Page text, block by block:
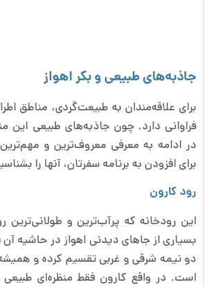
جاذبه‌های طبیعی و بکر اهواز
برای علاقه‌مندان به طبیعت‌گردی، مناطق
فراوانی دارد. چون جاذبه‌های طبیعی این
در ادامه به معرفی معروف‌ترین و مهم‌ترین
برای افزودن به برنامه سفرتان، آنها را
رود کارون
این رودخانه که پرآب‌ترین و طولانی‌ترین
بسیاری از جاهای دیدنی اهواز در حاشیه آن
دو نیمه شرقی و غربی تقسیم کرده و
است. در واقع کارون فقط منظره‌ای